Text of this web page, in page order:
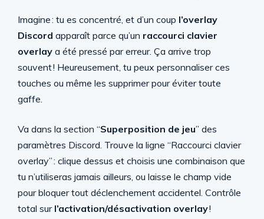
Imagine : tu es concentré, et d’un coup l’overlay
Discord apparaît parce qu’un raccourci clavier
overlay a été pressé par erreur. Ça arrive trop
souvent ! Heureusement, tu peux personnaliser ces
touches ou même les supprimer pour éviter toute
gaffe.
Va dans la section “Superposition de jeu” des
paramètres Discord. Trouve la ligne “Raccourci clavier
overlay” : clique dessus et choisis une combinaison que
tu n’utiliseras jamais ailleurs, ou laisse le champ vide
pour bloquer tout déclenchement accidentel. Contrôle
total sur l’activation/désactivation overlay!